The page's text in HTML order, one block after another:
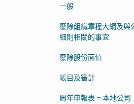
一般
廢除組織章程大綱及與
細則相關的事宜
廢除股份面值
帳目及審計
周年申報表 – 本地公司